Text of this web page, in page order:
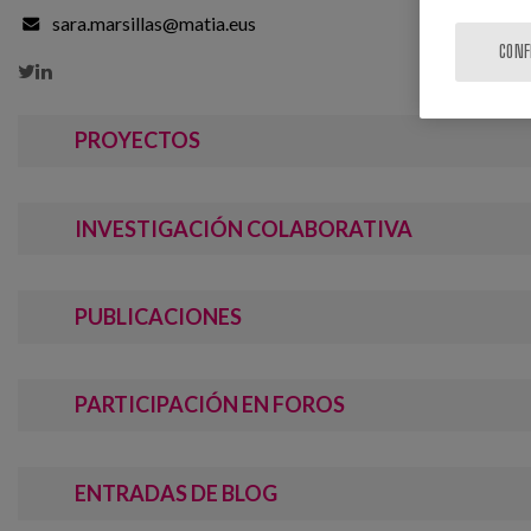
sara.marsillas@matia.eus

PROYECTOS
INVESTIGACIÓN COLABORATIVA
PUBLICACIONES
PARTICIPACIÓN EN FOROS
ENTRADAS DE BLOG